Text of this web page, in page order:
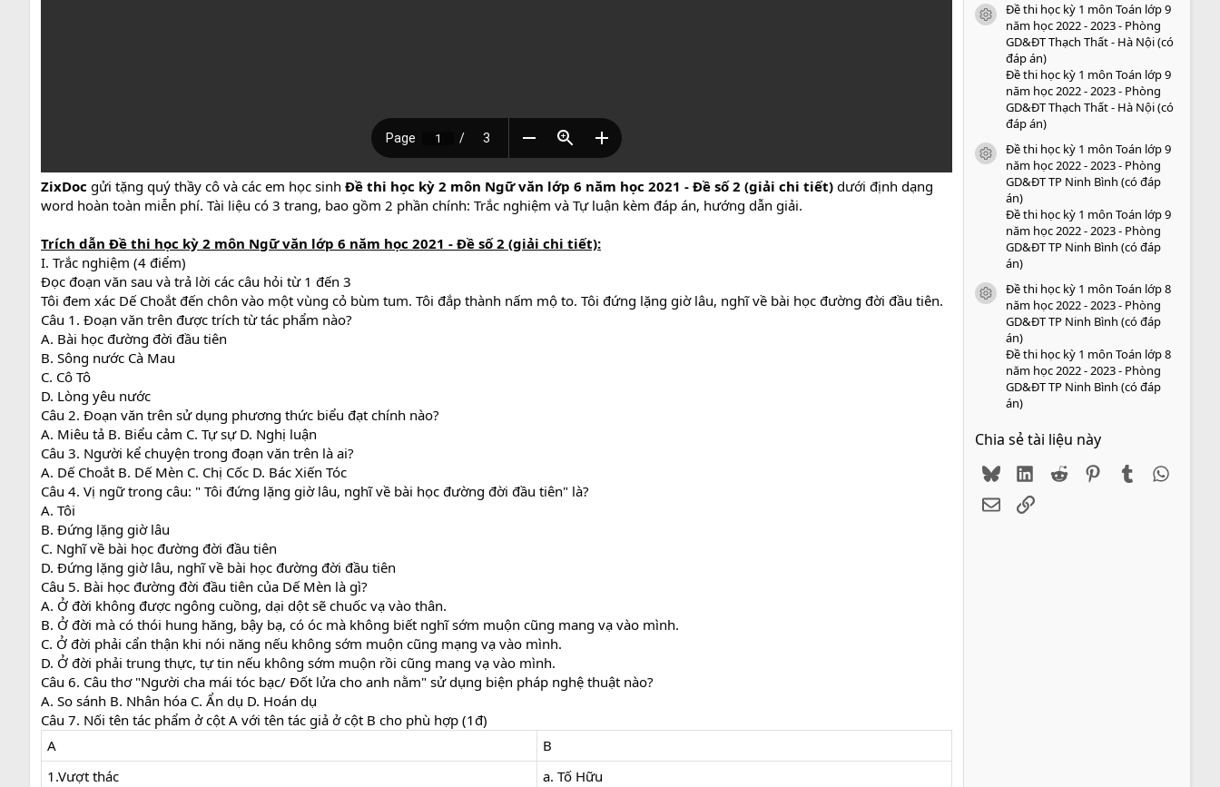
ZixDoc gửi tặng quý thầy cô và các em học sinh Đề thi học kỳ 2 môn Ngữ văn lớp 6 năm học 2021 - Đề số 2 (giải chi tiết) dưới định dạng
word hoàn toàn miễn phí. Tài liệu có 3 trang, bao gồm 2 phần chính: Trắc nghiệm và Tự luận kèm đáp án, hướng dẫn giải.
Trích dẫn Đề thi học kỳ 2 môn Ngữ văn lớp 6 năm học 2021 - Đề số 2 (giải chi tiết):
I. Trắc nghiệm (4 điểm)
Đọc đoạn văn sau và trả lời các câu hỏi từ 1 đến 3
Tôi đem xác Dế Choắt đến chôn vào một vùng cỏ bùm tum. Tôi đắp thành nấm mộ to. Tôi đứng lặng giờ lâu, nghĩ về bài học đường đời đầu tiên.
Câu 1. Đoạn văn trên được trích từ tác phẩm nào?
A. Bài học đường đời đầu tiên
B. Sông nước Cà Mau
C. Cô Tô
D. Lòng yêu nước
Câu 2. Đoạn văn trên sử dụng phương thức biểu đạt chính nào?
A. Miêu tả B. Biểu cảm C. Tự sự D. Nghị luận
Câu 3. Người kể chuyện trong đoạn văn trên là ai?
A. Dế Choắt B. Dế Mèn C. Chị Cốc D. Bác Xiến Tóc
Câu 4. Vị ngữ trong câu: " Tôi đứng lặng giờ lâu, nghĩ về bài học đường đời đầu tiên" là?
A. Tôi
B. Đứng lặng giờ lâu
C. Nghĩ về bài học đường đời đầu tiên
D. Đứng lặng giờ lâu, nghĩ về bài học đường đời đầu tiên
Câu 5. Bài học đường đời đầu tiên của Dế Mèn là gì?
A. Ở đời không được ngông cuồng, dại dột sẽ chuốc vạ vào thân.
B. Ở đời mà có thói hung hăng, bậy bạ, có óc mà không biết nghĩ sớm muộn cũng mang vạ vào mình.
C. Ở đời phải cẩn thận khi nói năng nếu không sớm muộn cũng mạng vạ vào mình.
D. Ở đời phải trung thực, tự tin nếu không sớm muộn rồi cũng mang vạ vào mình.
Câu 6. Câu thơ "Người cha mái tóc bạc/ Đốt lửa cho anh nằm" sử dụng biện pháp nghệ thuật nào?
A. So sánh B. Nhân hóa C. Ẩn dụ D. Hoán dụ
Câu 7. Nối tên tác phẩm ở cột A với tên tác giả ở cột B cho phù hợp (1đ)
A
B
1.Vượt thác
a. Tố Hữu
icon tài liệu
Đề thi học kỳ 1 môn Toán lớp 9
năm học 2022 - 2023 - Phòng
GD&ĐT Thạch Thất - Hà Nội (có
đáp án)
Đề thi học kỳ 1 môn Toán lớp 9
năm học 2022 - 2023 - Phòng
GD&ĐT Thạch Thất - Hà Nội (có
đáp án)
icon tài liệu
Đề thi học kỳ 1 môn Toán lớp 9
năm học 2022 - 2023 - Phòng
GD&ĐT TP Ninh Bình (có đáp
án)
Đề thi học kỳ 1 môn Toán lớp 9
năm học 2022 - 2023 - Phòng
GD&ĐT TP Ninh Bình (có đáp
án)
icon tài liệu
Đề thi học kỳ 1 môn Toán lớp 8
năm học 2022 - 2023 - Phòng
GD&ĐT TP Ninh Bình (có đáp
án)
Đề thi học kỳ 1 môn Toán lớp 8
năm học 2022 - 2023 - Phòng
GD&ĐT TP Ninh Bình (có đáp
án)
Chia sẻ tài liệu này
BlueskyLinkedIn
Reddit PinterestTumblr
EmailLink